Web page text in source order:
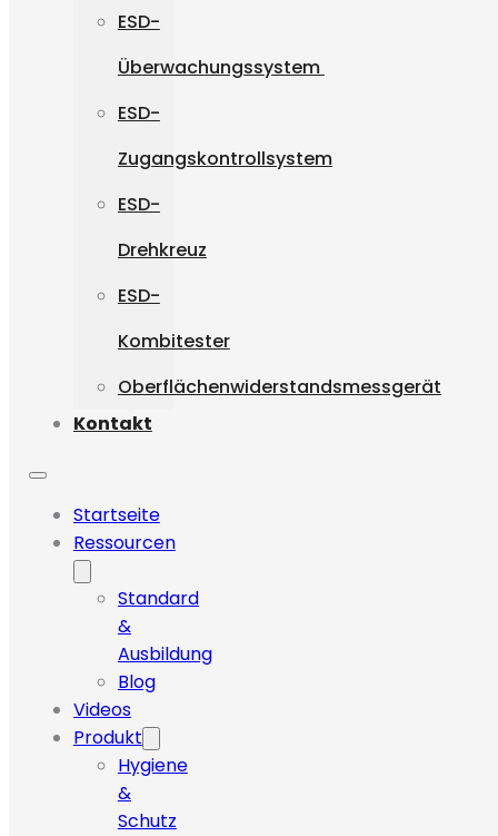
ESD-
Überwachungssystem
ESD-
Zugangskontrollsystem
ESD-
Drehkreuz
ESD-
Kombitester
Oberflächenwiderstandsmessgerät
Kontakt
Startseite
Ressourcen
Standard
&
Ausbildung
Blog
Videos
Produkt
Hygiene
&
Schutz